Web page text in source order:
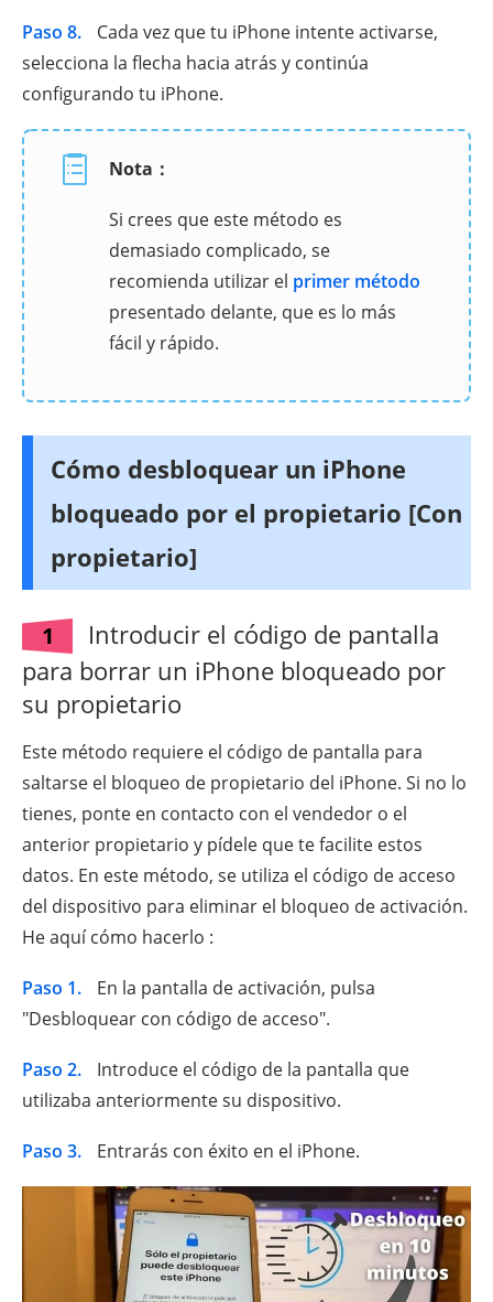
Paso 8.
Cada vez que tu iPhone intente activarse,
selecciona la flecha hacia atrás y continúa
configurando tu iPhone.
Nota：
Si crees que este método es
demasiado complicado, se
recomienda utilizar el primer método
presentado delante, que es lo más
fácil y rápido.
Cómo desbloquear un iPhone
bloqueado por el propietario [Con
propietario]
1
Introducir el código de pantalla
para borrar un iPhone bloqueado por
su propietario
Este método requiere el código de pantalla para
saltarse el bloqueo de propietario del iPhone. Si no lo
tienes, ponte en contacto con el vendedor o el
anterior propietario y pídele que te facilite estos
datos. En este método, se utiliza el código de acceso
del dispositivo para eliminar el bloqueo de activación.
He aquí cómo hacerlo :
Paso 1.
En la pantalla de activación, pulsa
"Desbloquear con código de acceso".
Paso 2.
Introduce el código de la pantalla que
utilizaba anteriormente su dispositivo.
Paso 3. Entrarás con éxito en el iPhone.